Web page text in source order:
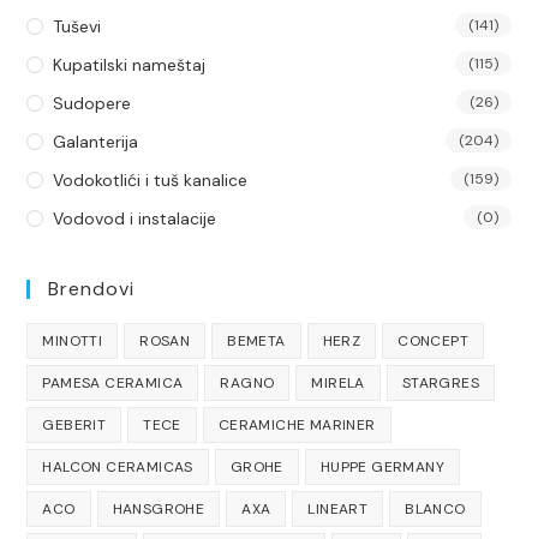
Tuševi (141)
Kupatilski nameštaj (115)
Sudopere (26)
Galanterija (204)
Vodokotlići i tuš kanalice (159)
Vodovod i instalacije (0)
Brendovi
MINOTTI ROSAN BEMETA HERZ CONCEPT
PAMESA CERAMICA RAGNO MIRELA STARGRES
GEBERIT TECE CERAMICHE MARINER
HALCON CERAMICAS GROHE HUPPE GERMANY
ACO HANSGROHE AXA LINEART BLANCO